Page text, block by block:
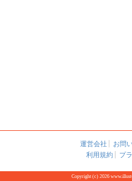
運営会社 お問
利用規約
プ
Copyright (c) 2026